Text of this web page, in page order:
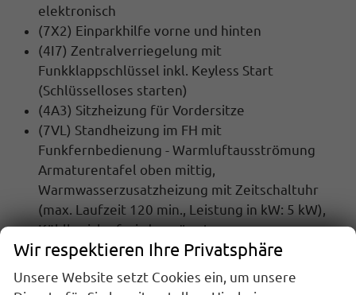
elektronisch
(7X2) Einparkhilfe vorne und hinten
(4I7) Zentralverriegelung mit
Funkklappschlüssel inkl. Keyless Start
(Schlüsselloses starten)
(4A3) Sitzheizung für Vordersitze
(7VL) Standheizung im FH mit
Funkfernbedienung - Warmluftausströmung
Armaturentafel oben mittig,
Warmwasserzusatzheizung mit Zeitschaltuhr
(max. Laufzeit 120 min., Leistung in kW: 5 kW),
Kühlkreislauf wird erwärmt
(8IT) LED-Hauptscheinwerfer mit LED-
Tagfahrlicht
Werksanschlussgarantie auf 5 Jahre / max.
Wir respektieren Ihre Privatsphäre
Unsere Website setzt Cookies ein, um unsere